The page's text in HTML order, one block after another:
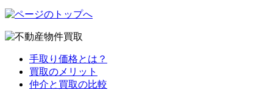
手取り価格とは？
買取のメリット
仲介と買取の比較